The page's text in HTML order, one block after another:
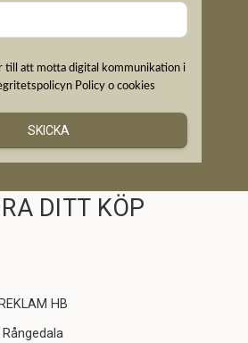
till att motta digital kommunikation i
Policy o cookies
SKICKA
DITT KÖP
HB